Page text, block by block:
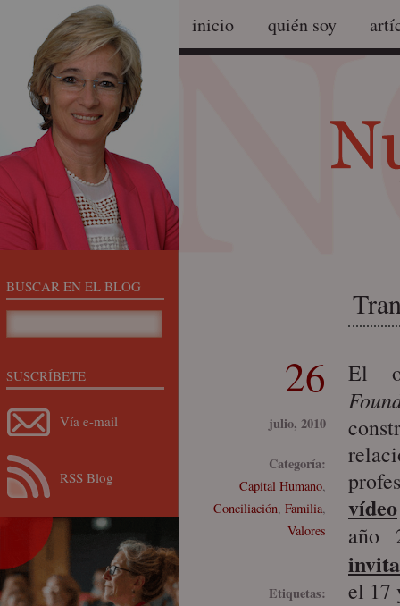
inicio quién soy
26
julio, 2010
Categoría:
Capital Humano,
Conciliación, Familia,
Valores
Etiquetas:
El
vídeo
año
el 17
BUSCAR EN EL BLOG
SUSCRÍBETE
Vía e-mail
RSS Blog